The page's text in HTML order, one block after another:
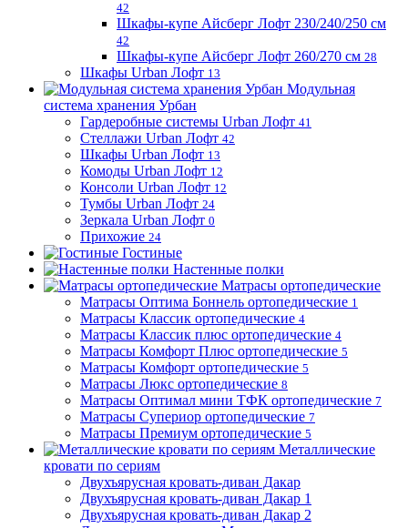
42
Шкафы-купе Айсберг Лофт 230/240/250 см
42
Шкафы-купе Айсберг Лофт 260/270 см 28
Шкафы Urban Лофт 13
Модульная
система хранения Урбан
Гардеробные системы Urban Лофт 41
Стеллажи Urban Лофт 42
Шкафы Urban Лофт 13
Комоды Urban Лофт 12
Консоли Urban Лофт 12
Тумбы Urban Лофт 24
Зеркала Urban Лофт 0
Прихожие 24
Гостиные
Настенные полки
Матрасы ортопедические
Матрасы Оптима Боннель ортопедические 1
Матрасы Классик ортопедические 4
Матрасы Классик плюс ортопедические 4
Матрасы Комфорт Плюс ортопедические 5
Матрасы Комфорт ортопедические 5
Матрасы Люкс ортопедические 8
Матрасы Оптимал мини ТФК ортопедические 7
Матрасы Супериор ортопедические 7
Матрасы Премиум ортопедические 5
Металлические
кровати по сериям
Двухъярусная кровать-диван Дакар
Двухъярусная кровать-диван Дакар 1
Двухъярусная кровать-диван Дакар 2